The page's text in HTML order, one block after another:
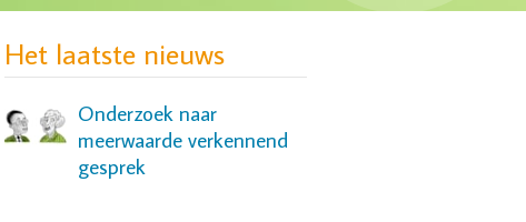
Het laatste nieuws
Onderzoek naar
meerwaarde verkennend
gesprek